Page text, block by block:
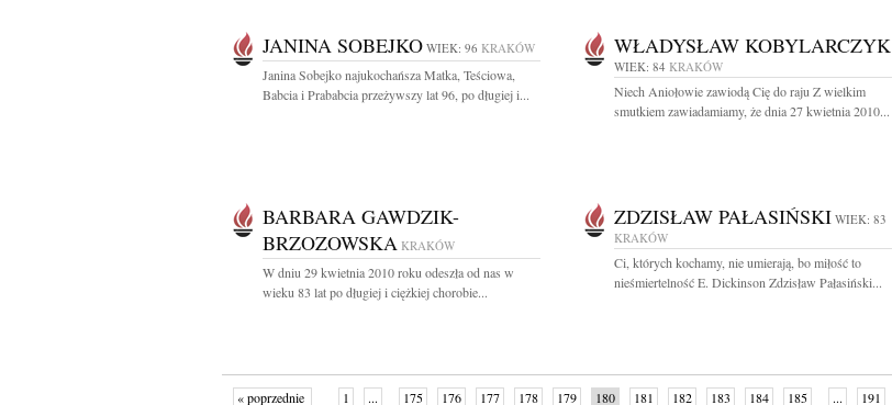
JANINA SOBEJKO WIEK: 96 KRAKÓW
Janina Sobejko najukochańsza Matka, Teściowa,
Babcia i Prababcia przeżywszy lat 96, po długiej i...
WŁADYSŁAW KOBYLARCZYK
WIEK: 84 KRAKÓW
Niech Aniołowie zawiodą Cię do raju Z wielkim
smutkiem zawiadamiamy, że dnia 27 kwietnia 2010...
BARBARA GAWDZIK-
BRZOZOWSKA KRAKÓW
W dniu 29 kwietnia 2010 roku odeszła od nas w
wieku 83 lat po długiej i ciężkiej chorobie...
ZDZISŁAW PAŁASIŃSKI WIEK: 83
KRAKÓW
Ci, których kochamy, nie umierają, bo miłość to
nieśmiertelność E. Dickinson Zdzisław Pałasiński...
« poprzednie 1 ... 175 176 177 178 179 180 181 182 183 184 185 ... 191